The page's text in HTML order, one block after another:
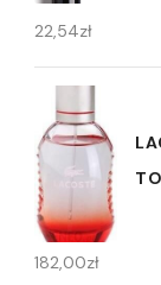
22,54zł
182,00zł